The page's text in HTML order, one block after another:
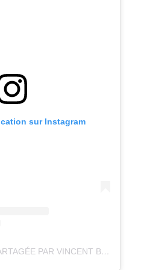
sur Instagram
UNE PUBLICATION PARTAGÉE PAR VINCENT BEUDEZ 📷 (@VINCENTVOYAGE)